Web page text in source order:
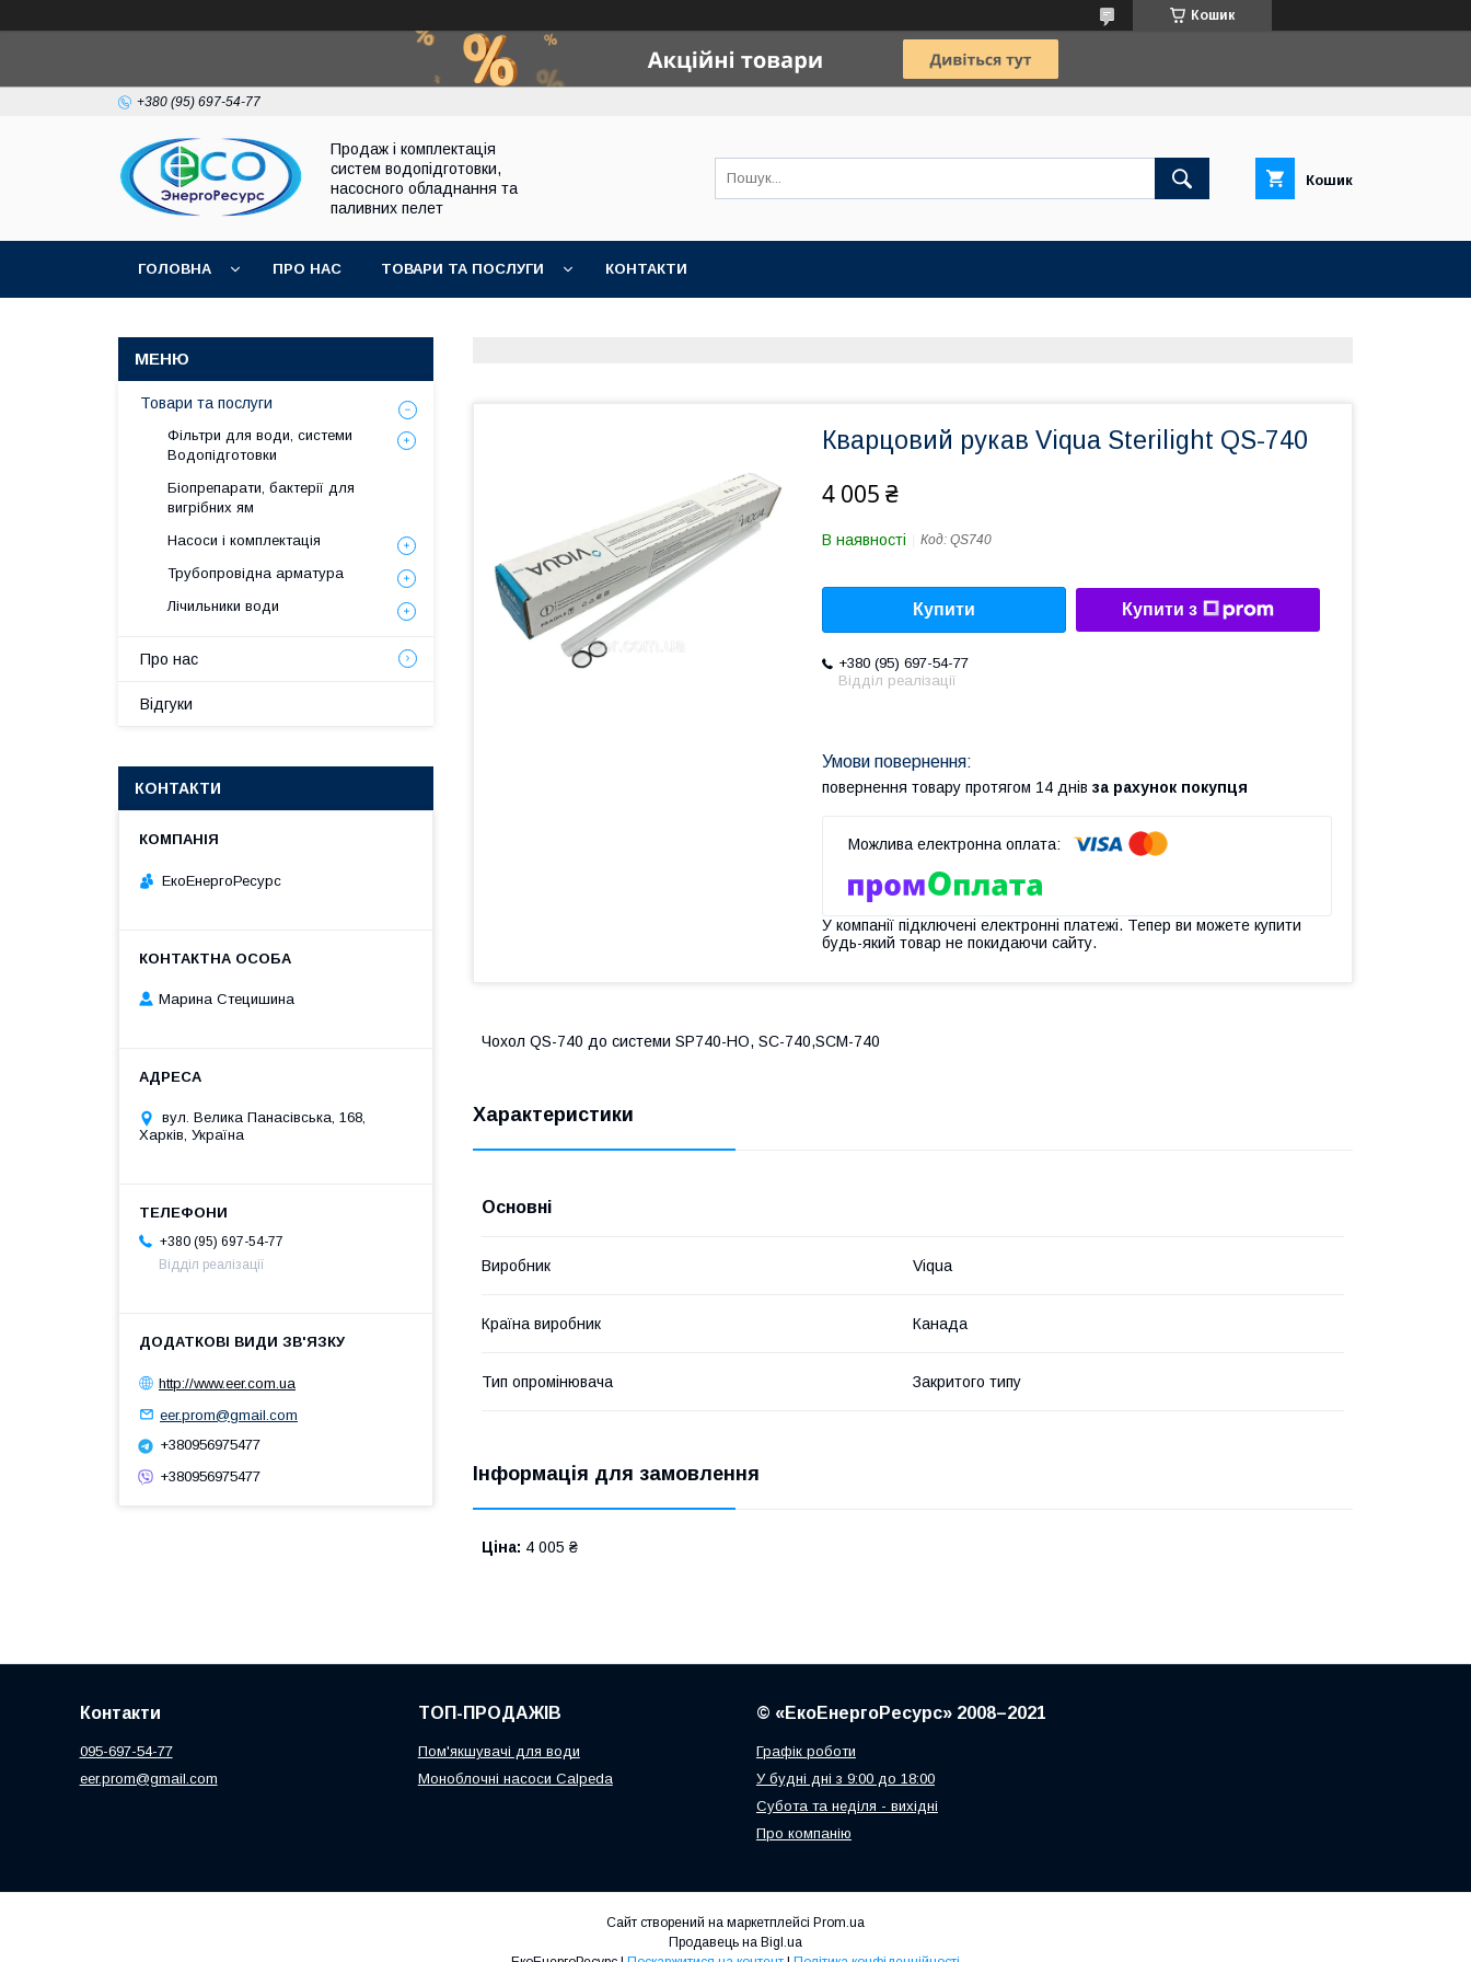
Кошик
+380 (95) 697-54-77
Продаж і комплектація
систем водопідготовки,
насосного обладнання та
паливних пелет
Кошик
ГОЛОВНА ПРО НАС ТОВАРИ ТА ПОСЛУГИ КОНТАКТИ
Кварцовий рукав Viqua Sterilight QS-740
4 005 ₴
В наявності Код: QS740
Купити Купити з
+380 (95) 697-54-77
Відділ реалізації
повернення товару протягом 14 днів за рахунок покупця
У компанії підключені електронні платежі. Тепер ви можете купити
будь-який товар не покидаючи сайту.
Чохол QS-740 до системи SP740-HO, SC-740,SCM-740
Характеристики
Основні
Виробник Viqua
Країна виробник Канада
Тип опромінювача Закритого типу
Інформація для замовлення
Ціна: 4 005 ₴
Товари та послуги
Фільтри для води, системи
Водопідготовки
Біопрепарати, бактерії для
вигрібних ям
Насоси і комплектація
Трубопровідна арматура
Лічильники води
Про нас
Відгуки
КОНТАКТИ
ЕкоЕнергоРесурс
Марина Стецишина
вул. Велика Панасівська, 168,
Харків, Україна
+380 (95) 697-54-77
Відділ реалізації
http://www.eer.com.ua
eer.prom@gmail.com
+380956975477
+380956975477
Контакти
095-697-54-77
eer.prom@gmail.com
ТОП-ПРОДАЖІВ
Пом'якшувачі для води
Моноблочні насоси Calpeda
© «ЕкоЕнергоРесурс» 2008–2021
Графік роботи
У будні дні з 9:00 до 18:00
Субота та неділя - вихідні
Про компанію
Сайт створений на маркетплейсі Prom.ua
Продавець на Bigl.ua